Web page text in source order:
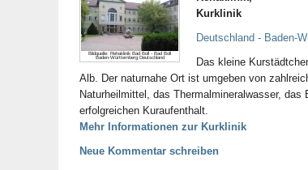
Bildquelle: Rehaklinik Bad Boll - Bad Boll
Baden-Württemberg Deutschland
Kurklinik
Deutschland - Baden-
Das kleine
Alb. Der naturnahe Ort ist umgeben von
Naturheilmittel, das Thermalmineralwasser,
erfolgreichen Kuraufenthalt.
Mehr Informationen zur Kurklinik
Neue Kommentar schreiben